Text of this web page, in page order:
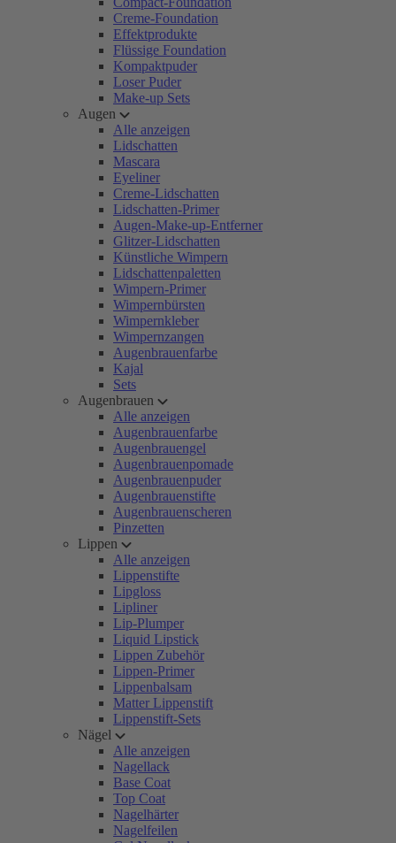
Creme-Foundation
Effektprodukte
Flüssige Foundation
Kompaktpuder
Loser Puder
Make-up Sets
Augen
Alle anzeigen
Lidschatten
Mascara
Eyeliner
Creme-Lidschatten
Lidschatten-Primer
Augen-Make-up-Entferner
Glitzer-Lidschatten
Künstliche Wimpern
Lidschattenpaletten
Wimpern-Primer
Wimpernbürsten
Wimpernkleber
Wimpernzangen
Augenbrauenfarbe
Kajal
Sets
Augenbrauen
Alle anzeigen
Augenbrauenfarbe
Augenbrauengel
Augenbrauenpomade
Augenbrauenpuder
Augenbrauenstifte
Augenbrauenscheren
Pinzetten
Lippen
Alle anzeigen
Lippenstifte
Lipgloss
Lipliner
Lip-Plumper
Liquid Lipstick
Lippen Zubehör
Lippen-Primer
Lippenbalsam
Matter Lippenstift
Lippenstift-Sets
Nägel
Alle anzeigen
Nagellack
Base Coat
Top Coat
Nagelhärter
Nagelfeilen